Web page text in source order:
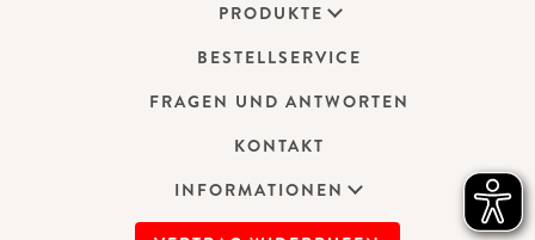
PRODUKTE
BESTELLSERVICE
FRAGEN UND ANTWORTEN
KONTAKT
INFORMATIONEN